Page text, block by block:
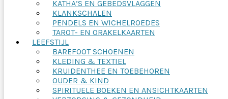
KATHA’S EN GEBEDSVLAGGEN
KLANKSCHALEN
PENDELS EN WICHELROEDES
TAROT- EN ORAKELKAARTEN
LEEFSTIJL
BAREFOOT SCHOENEN
KLEDING & TEXTIEL
KRUIDENTHEE EN TOEBEHOREN
OUDER & KIND
SPIRITUELE BOEKEN EN ANSICHTKAARTEN